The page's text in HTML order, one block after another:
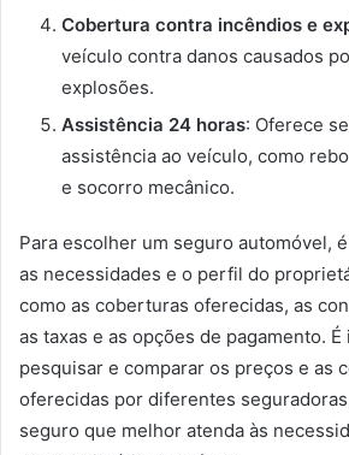
Cobertura contra incêndios e
veículo contra danos causados
explosões.
Assistência 24 horas: Oferece
assistência ao veículo, como
e socorro mecânico.
Para escolher um seguro automóvel,
as necessidades e o perfil do
como as coberturas oferecidas, as
as taxas e as opções de pagamento.
pesquisar e comparar os preços e as
oferecidas por diferentes
seguro que melhor atenda às